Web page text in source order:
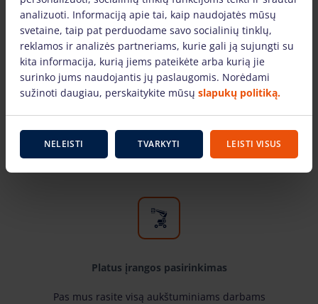
Tik žinomų gamintojų įranga
Pas mus rasite žinomiausių gamintojų ir laiko
patikrintą aukštuminiams darbams skirtą įrangą.
Mūsų nuomojama technika yra techniškai
tvarkinga ir tinkami naudoti.
Platus įrangos pasirinkimas
Pas mus rasite visą aukštuminiams darbams
analizuoti. Informaciją apie tai, kaip naudojatės mūsų
svetaine, taip pat perduodame savo socialinių tinklų,
reklamos ir analizės partneriams, kurie gali ją sujungti su
kita informacija, kurią jiems pateikėte arba kurią jie
surinko jums naudojantis jų paslaugomis. Norėdami
sužinoti daugiau, perskaitykite mūsų slapukų politiką.
NELEISTI TVARKYTI LEISTI VISUS